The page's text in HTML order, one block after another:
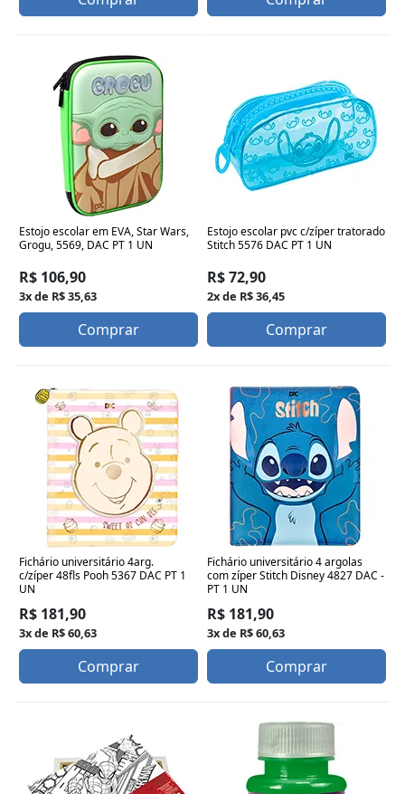
Estojo escolar em EVA, Star Wars,
Grogu, 5569, DAC PT 1 UN
R$ 106,90
3x de R$ 35,63
Comprar
Estojo escolar pvc c/zíper tratorado
Stitch 5576 DAC PT 1 UN
R$ 72,90
2x de R$ 36,45
Comprar
Fichário universitário 4arg.
c/zíper 48fls Pooh 5367 DAC PT 1
UN
R$ 181,90
3x de R$ 60,63
Comprar
Fichário universitário 4 argolas
com zíper Stitch Disney 4827 DAC -
PT 1 UN
R$ 181,90
3x de R$ 60,63
Comprar